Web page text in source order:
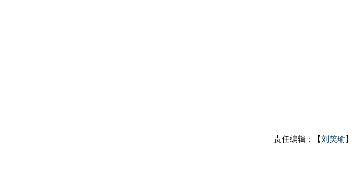
责任编辑：【刘笑瑜 】